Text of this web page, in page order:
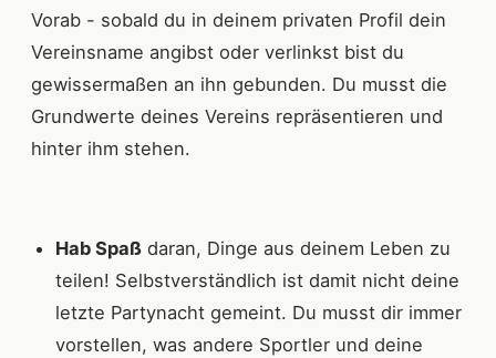
Vorab - sobald du in deinem privaten Profil dein
Vereinsname angibst oder verlinkst bist du
gewissermaßen an ihn gebunden. Du musst die
Grundwerte deines Vereins repräsentieren und
hinter ihm stehen.
Hab Spaß daran, Dinge aus deinem Leben zu
teilen! Selbstverständlich ist damit nicht deine
letzte Partynacht gemeint. Du musst dir immer
vorstellen, was andere Sportler und deine